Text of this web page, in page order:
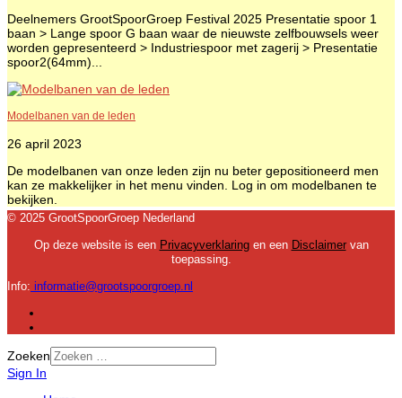
Deelnemers GrootSpoorGroep Festival 2025 Presentatie spoor 1
baan > Lange spoor G baan waar de nieuwste zelfbouwsels weer
worden gepresenteerd > Industriespoor met zagerij > Presentatie
spoor2(64mm)...
Modelbanen van de leden
26 april 2023
De modelbanen van onze leden zijn nu beter gepositioneerd men
kan ze makkelijker in het menu vinden. Log in om modelbanen te
bekijken.
© 2025 GrootSpoorGroep Nederland
Op deze website is een Privacyverklaringen een Disclaimervan
toepassing.
Info: informatie@grootspoorgroep.nl
Zoeken
Sign In